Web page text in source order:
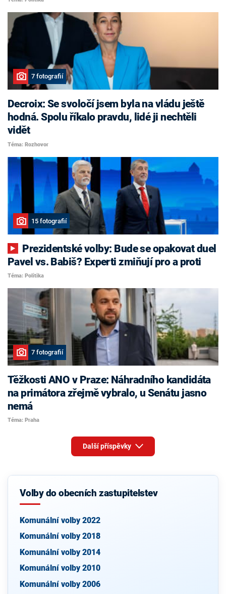
7 fotografií
Decroix: Se svoločí jsem byla na vládu ještě
hodná. Spolu říkalo pravdu, lidé ji nechtěli
vidět
Téma: Rozhovor
15 fotografií
Pavel vs. Babiš? Experti zmiňují pro a proti
Téma: Politika
7 fotografií
Těžkosti ANO v Praze: Náhradního kandidáta
na primátora zřejmě vybralo, u Senátu jasno
nemá
Téma: Praha
Další příspěvky
Volby do obecních zastupitelstev
Komunální volby 2022
Komunální volby 2018
Komunální volby 2014
Komunální volby 2010
Komunální volby 2006